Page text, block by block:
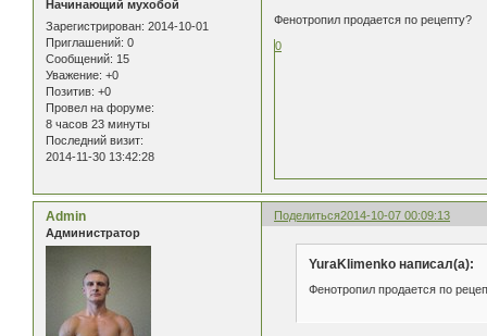
Начинающий мухобой
Зарегистрирован: 2014-10-01
Приглашений: 0
Сообщений: 15
Уважение: +0
Позитив: +0
Провел на форуме:
8 часов 23 минуты
Последний визит:
2014-11-30 13:42:28
Фенотропил продается по рецепту?
0
Поделиться2014-10-07 00:09:13
Admin
Администратор
YuraKlimenko написал(а):
Фенотропил продается по